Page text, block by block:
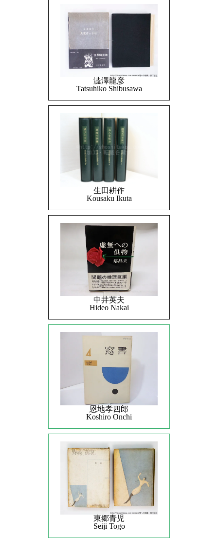
澁澤龍彦
Tatsuhiko Shibusawa
生田耕作
Kousaku Ikuta
中井英夫
Hideo Nakai
恩地孝四郎
Koshiro Onchi
東郷青児
Seiji Togo